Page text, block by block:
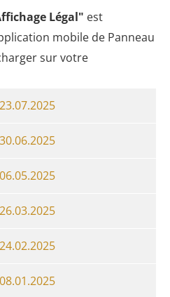
Légal" est
mobile de Panneau
sur votre